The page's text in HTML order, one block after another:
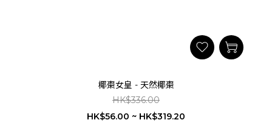
椰棗女皇 - 天然椰棗
HK$336.00
HK$56.00 ~ HK$319.20